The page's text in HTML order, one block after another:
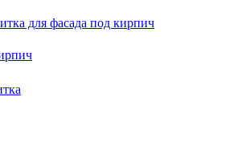
для фасада под кирпич